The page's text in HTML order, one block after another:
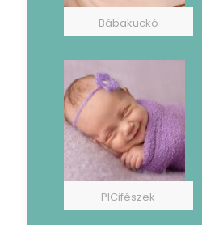
Bábakuckó
PICifészek